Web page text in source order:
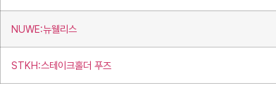
NUWE:뉴웰리스
STKH:스테이크홀더 푸즈